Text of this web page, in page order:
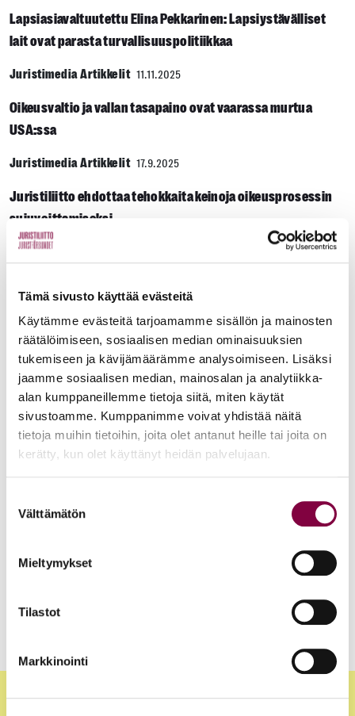
Tämä sivusto käyttää evästeitä
Käytämme evästeitä tarjoamamme sisällön ja mainosten
räätälöimiseen, sosiaalisen median ominaisuuksien
tukemiseen ja kävijämäärämme analysoimiseen. Lisäksi
jaamme sosiaalisen median, mainosalan ja analytiikka-
alan kumppaneillemme tietoja siitä, miten käytät
sivustoamme. Kumppanimme voivat yhdistää näitä
tietoja muihin tietoihin, joita olet antanut heille tai joita on
kerätty, kun olet käyttänyt heidän palvelujaan.
valinta
Välttämätön
Mieltymykset
Tilastot
Markkinointi
Lapsiasiavaltuutettu Elina Pekkarinen: Lapsiystävälliset
lait ovat parasta turvallisuuspolitiikkaa
Juristimedia Artikkelit 11.11.2025
Oikeusvaltio ja vallan tasapaino ovat vaarassa murtua
USA:ssa
Juristimedia Artikkelit 17.9.2025
Juristiliitto ehdottaa tehokkaita keinoja oikeusprosessin
sujuvoittamiseksi
Juristimedia Artikkelit
Juristimedia Artikkelit 6.6.2025
Nuorisorikollisuus ja rangaistus – ytimessä ymmärrys teon
seurauksista
Juristimedia Artikkelit 8.4.2025
Riittääkö oikeudenhoidon ammattilaisia ympäri maata?
Oikeuspalveluvirasto keräsi oikeusturvapalvelut saman